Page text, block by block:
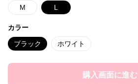
M L
カラー
ブラック ホワイト
購入画面に進む